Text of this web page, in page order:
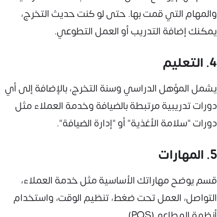
والمهام التي قمت بها. حتى لو كنت حديث التخرج،
يمكنك إضافة التدريب أو العمل التطوعي.
4. التعليم
يشمل المؤهل الدراسي وسنة التخرج، بالإضافة إلى أي
دورات تدريبية مرتبطة بالضيافة وخدمة العملاء مثل
دورات "سلامة الأغذية" أو "إدارة الضيافة".
5. المهارات
قسم يوضح مهاراتك الأساسية مثل خدمة العملاء،
التواصل، العمل تحت ضغط، تنظيم الوقت، واستخدام